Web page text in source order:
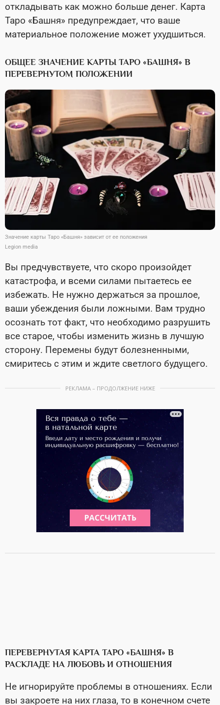
откладывать как можно больше денег. Карта
Таро «Башня» предупреждает, что ваше
материальное положение может ухудшиться.
ОБЩЕЕ ЗНАЧЕНИЕ КАРТЫ ТАРО «БАШНЯ» В
ПЕРЕВЕРНУТОМ ПОЛОЖЕНИИ
Значение карты Таро «Башня» зависит от ее положения
Legion media
Вы предчувствуете, что скоро произойдет
катастрофа, и всеми силами пытаетесь ее
избежать. Не нужно держаться за прошлое,
ваши убеждения были ложными. Вам трудно
осознать тот факт, что необходимо разрушить
все старое, чтобы изменить жизнь в лучшую
сторону. Перемены будут болезненными,
смиритесь с этим и ждите светлого будущего.
РЕКЛАМА – ПРОДОЛЖЕНИЕ НИЖЕ
ПЕРЕВЕРНУТАЯ КАРТА ТАРО «БАШНЯ» В
РАСКЛАДЕ НА ЛЮБОВЬ И ОТНОШЕНИЯ
Не игнорируйте проблемы в отношениях. Если
вы закроете на них глаза, то в конечном счете